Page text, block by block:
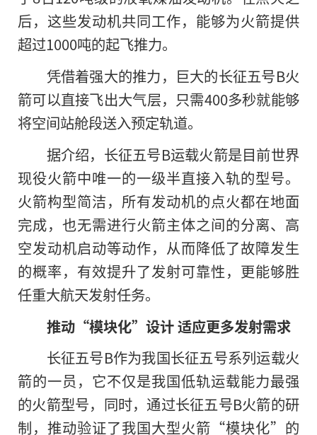
后，这些发动机共同工作，能够为火箭提供
超过1000吨的起飞推力。
凭借着强大的推力，巨大的长征五号B火
箭可以直接飞出大气层，只需400多秒就能够
将空间站舱段送入预定轨道。
据介绍，长征五号B运载火箭是目前世界
现役火箭中唯一的一级半直接入轨的型号。
火箭构型简洁，所有发动机的点火都在地面
完成，也无需进行火箭主体之间的分离、高
空发动机启动等动作，从而降低了故障发生
的概率，有效提升了发射可靠性，更能够胜
任重大航天发射任务。
推动“模块化”设计 适应更多发射需求
长征五号B作为我国长征五号系列运载火
箭的一员，它不仅是我国低轨运载能力最强
的火箭型号，同时，通过长征五号B火箭的研
制，推动验证了我国大型火箭“模块化”的